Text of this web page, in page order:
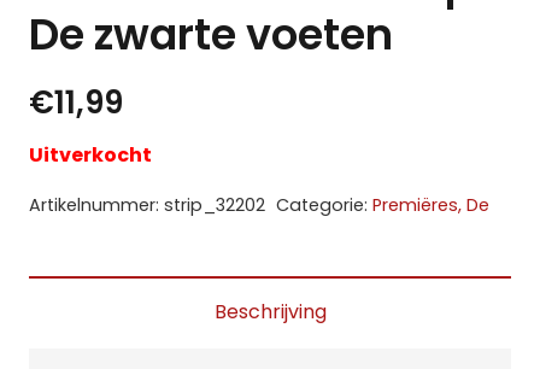
De zwarte voeten
€11,99
Uitverkocht
Artikelnummer: strip_32202 Categorie: Premiëres, De
Beschrijving